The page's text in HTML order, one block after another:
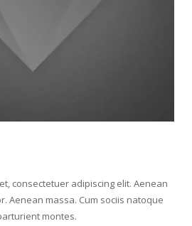
consectetuer adipiscing elit. Aenean
Aenean massa. Cum sociis natoque
montes.